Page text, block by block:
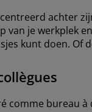
achter
van je werkplek
kunt doen. Of
comme bureau